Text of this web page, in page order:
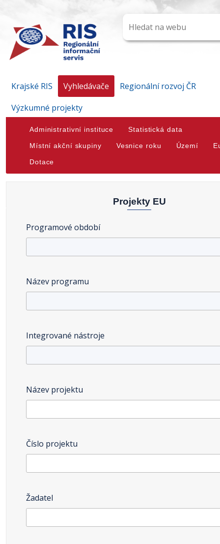
Krajské RIS Vyhledávače
Regionální rozvoj ČR
Výzkumné projekty
Administrativní instituce Statistická data
Místní akční skupiny Vesnice roku Území
Dotace
Projekty EU
Programové období
Název programu
Integrované nástroje
Název projektu
Číslo projektu
Žadatel